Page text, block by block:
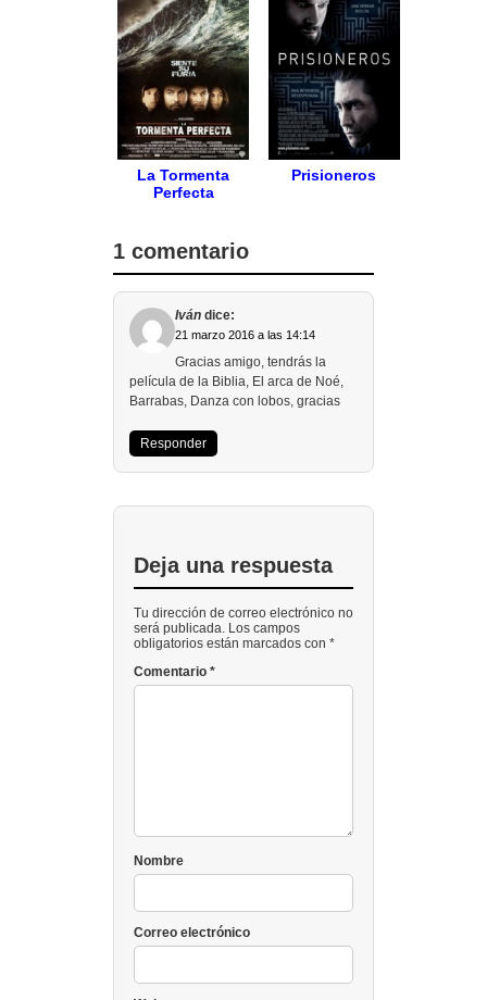
La Tormenta
Perfecta
Prisioneros
1 comentario
Iván dice:
21 marzo 2016 a las 14:14
Gracias amigo, tendrás la
película de la Biblia, El arca de Noé,
Barrabas, Danza con lobos, gracias
Responder
Deja una respuesta
Tu dirección de correo electrónico no
será publicada. Los campos
obligatorios están marcados con *
Comentario *
Nombre
Correo electrónico